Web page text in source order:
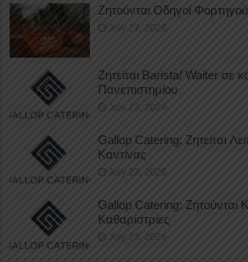
Ζητούνται Οδηγοί
July 27, 2026
Ζητείται Barista/ Waiter σε
Πανεπιστημίου
July 23, 2026
Gallop Catering: Ζητείται
Καντίνας
July 23, 2026
Gallop Catering: Ζητούνται
Καθαρίστριες
July 23, 2026